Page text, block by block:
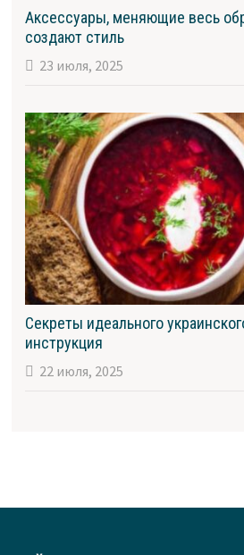
Аксессуары, меняющие весь
создают стиль
23 июля, 2025
Секреты идеального
инструкция
22 июля, 2025